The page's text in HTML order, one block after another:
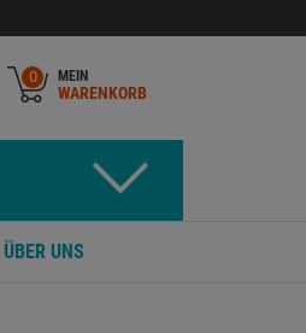
0 MEIN
WARENKORB
ÜBER UNS